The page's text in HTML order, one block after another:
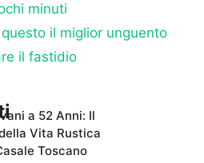
minuti
il miglior unguento
il fastidio
a 52 Anni: Il
Vita Rustica
Toscano